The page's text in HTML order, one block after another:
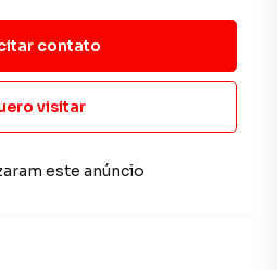
contato
visitar
este anúncio